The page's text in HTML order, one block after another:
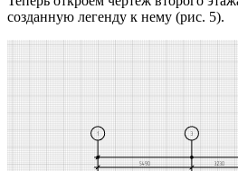
созданную легенду к нему (рис. 5).